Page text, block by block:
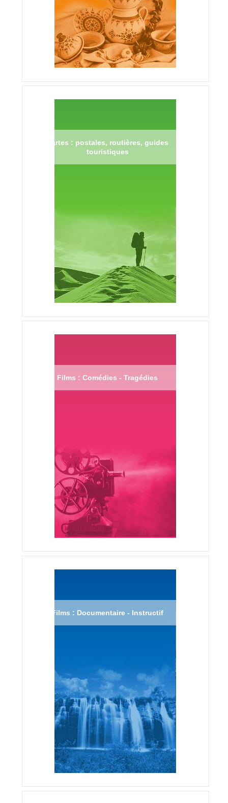
Cartes : postales, routières, guides
touristiques
Films : Comédies - Tragédies
Films : Documentaire - Instructif